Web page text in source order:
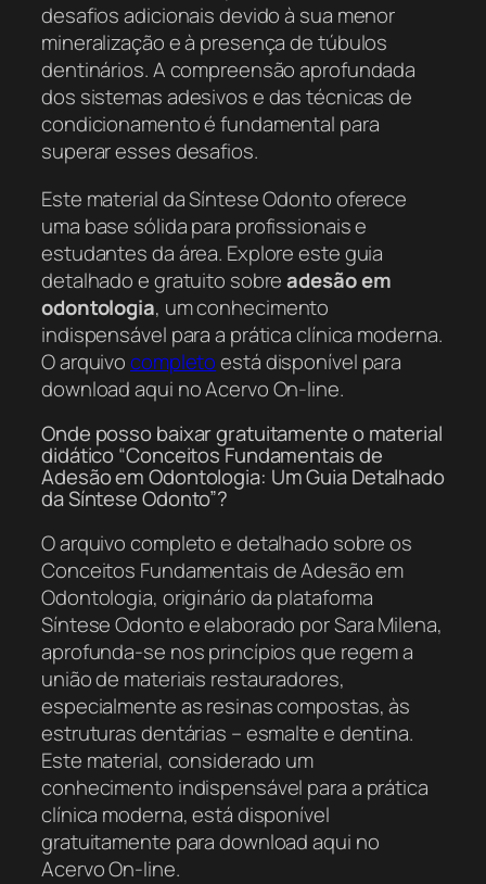
desafios adicionais devido à sua menor
mineralização e à presença de túbulos
dentinários. A compreensão aprofundada
dos sistemas adesivos e das técnicas de
condicionamento é fundamental para
superar esses desafios.
Este material da Síntese Odonto oferece
uma base sólida para profissionais e
estudantes da área. Explore este guia
detalhado e gratuito sobreadesão em
odontologia, um conhecimento
indispensável para a prática clínica moderna.
O arquivocompletoestá disponível para
download aqui no Acervo On-line.
Onde posso baixar gratuitamente o material
didático “Conceitos Fundamentais de
Adesão em Odontologia: Um Guia Detalhado
da Síntese Odonto”?
O arquivo completo e detalhado sobre os
Conceitos Fundamentais de Adesão em
Odontologia, originário da plataforma
Síntese Odonto e elaborado por Sara Milena,
aprofunda-se nos princípios que regem a
união de materiais restauradores,
especialmente as resinas compostas, às
estruturas dentárias – esmalte e dentina.
Este material, considerado um
conhecimento indispensável para a prática
clínica moderna, está disponível
gratuitamente para download aqui no
Acervo On-line.